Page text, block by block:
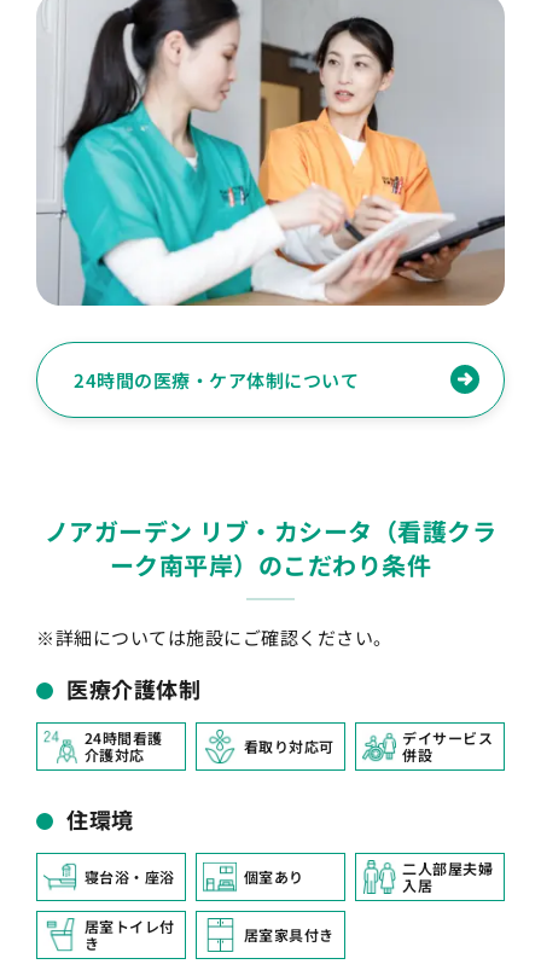
24時間の医療・ケア体制について
ノアガーデン リブ・カシータ（看護クラ
ーク南平岸）のこだわり条件
※詳細については施設にご確認ください。
医療介護体制
24時間看護
介護対応
看取り対応可
デイサービス
併設
住環境
寝台浴・座浴 個室あり
二人部屋夫婦
入居
居室トイレ付
き
居室家具付き